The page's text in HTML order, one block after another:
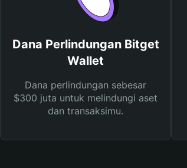
Dana Perlindungan Bitget
Wallet
Dana perlindungan sebesar
$300 juta untuk melindungi aset
dan transaksimu.